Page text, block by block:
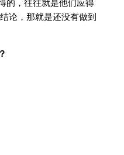
的，往往就是他们应得
论，那就是还没有做到